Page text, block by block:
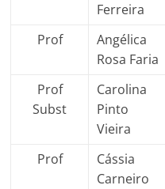
Ferreira
Prof
Angélica
Rosa Faria
Prof
Subst
Carolina
Pinto
Vieira
Prof
Cássia
Carneiro